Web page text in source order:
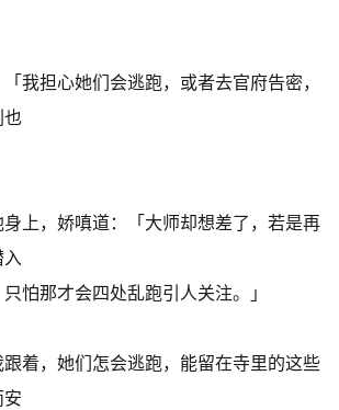
担心她们会逃跑，或者去官府告密，
也
，娇嗔道：「大师却想差了，若是再
入
怕那才会四处乱跑引人关注。」
，她们怎会逃跑，能留在寺里的这些